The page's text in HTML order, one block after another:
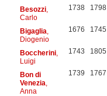
Besozzi,
Carlo
1738 1798
Bigaglia
Diogenio
1676 1745
Boccherini,
Luigi
1743 1805
Bon di
Venezia
Anna
1739 1767